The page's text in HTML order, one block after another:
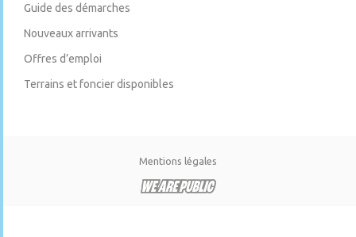
Guide des démarches
Nouveaux arrivants
Offres d’emploi
Terrains et foncier disponibles
Mentions légales